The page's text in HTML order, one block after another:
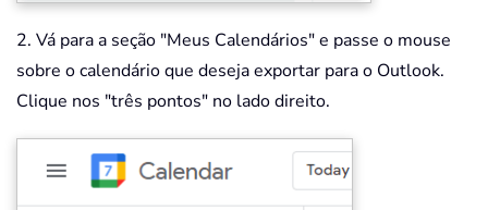
2. Vá para a seção "Meus Calendários" e passe o mouse
sobre o calendário que deseja exportar para o Outlook.
Clique nos "três pontos" no lado direito.